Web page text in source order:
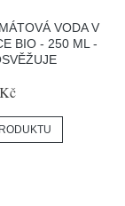
VODA V
BIO - 250 ML -